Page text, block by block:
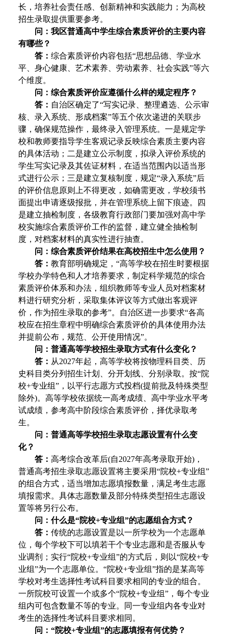
长，培养社会责任感、创新精神和实践能力；为高校
招生录取提供重要参考。
问：我区普通高中学生综合素质评价的主要内容
有哪些？
答： 综合素质评价内容包括“思想品德、学业水
平、身心健康、艺术素养、劳动素养、社会实践”等六
个维度。
问：综合素质评价应遵循什么样的规定程序？
答： 自治区确定了“写实记录、整理遴选、公示审
核、录入系统、形成档案”等五个依次递进的关联步
骤，确保规范操作，最终录入管理系统。一是规定学
校和教师要指导学生客观记录反映综合素质主要内容
的具体活动；二是建立公示制度，拟录入评价系统的
学生写实记录及其佐证材料，在适当范围内以适当形
式进行公示；三是建立复核制度，规定“录入系统”后
的评价信息原则上不得更改，如确需更改，学校须书
面提出申请逐级报批，并在管理系统上留下痕迹。四
是建立抽检制度，各级教育行政部门要加强对高中学
校实施综合素质评价工作的监督，建立健全抽检制
度，对档案材料的真实性进行抽查。
问：综合素质评价结果在高校招生中怎么使用？
答： 教育部明确规定，“高等学校在招生时要根据
学校办学特色和人才培养要求，制定科学规范的综合
素质评价体系和办法，组织教师等专业人员对档案材
料进行研究分析，采取集体评议等方式做出客观评
价，作为招生录取的参考”。自治区进一步要求“各高
校应在招生章程中明确综合素质评价的具体使用办法
并提前公布，规范、公开使用情况”。
问：普通高等学校招生录取方式有什么变化？
答： 从2027年起，高等学校将按物理科目类、历
史科目类分列招生计划、分开划线、分别录取。按“院
校+专业组”，以平行志愿方式投档(提前批及特殊类型
除外)。高等学校依据统一高考成绩、高中学业水平考
试成绩，参考高中阶段综合素质评价，择优录取考
生。
问：普通高等学校招生录取志愿设置有什么变
化？
答： 高考综合改革后(自2027年高考录取开始)，
普通高考招生录取志愿设置将主要采用“院校+专业组”
的组合方式，适当增加志愿填报数量，满足考生志愿
填报需求。具体志愿数量及部分特殊类型招生志愿设
置等将另行公布。
问：什么是“院校+专业组”的志愿组合方式？
答： 传统的志愿设置是以一所学校为一个志愿单
位，每个学校下可以填若干个专业志愿和是否服从专
业调剂；实行“院校+专业组”的方式后，则以“院校+专
业组”为一个志愿单位。“院校+专业组”指的是某高等
学校对考生选择性考试科目要求相同的专业的组合。
一所院校可设置一个或多个“院校+专业组”，每个专业
组内可包含数量不等的专业。同一专业组内各专业对
考生的选择性考试科目要求相同。
问：“院校+专业组”的志愿填报有何优势？